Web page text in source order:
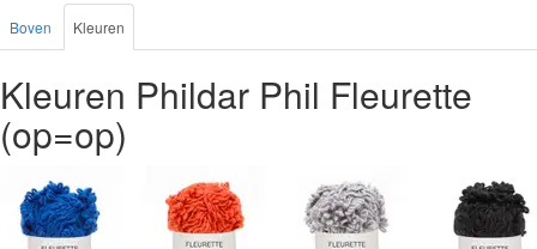
Boven Kleuren
Kleuren Phildar Phil Fleurette
(op=op)